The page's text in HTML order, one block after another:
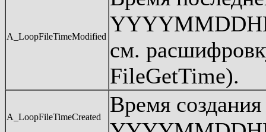
A_LoopFileTimeModified
см.
FileGetTime).
A_LoopFileTimeCreated
Время